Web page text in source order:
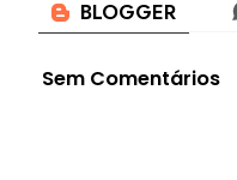
Sem Comentários